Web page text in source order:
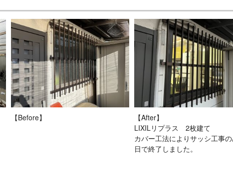
【Before】
【After】
LIXILリプラス 2枚建て
カバー工法によりサッシ工事の
日で終了しました。